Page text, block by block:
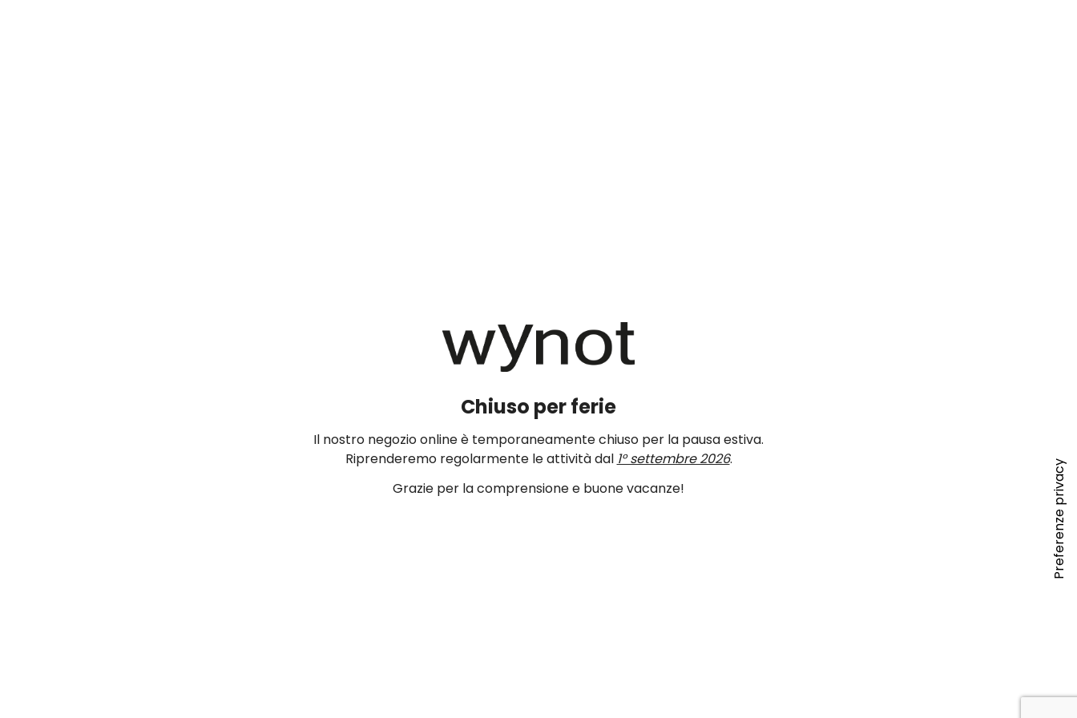
Chiuso per ferie
Il nostro negozio online è temporaneamente chiuso per la pausa estiva.
Riprenderemo regolarmente le attività dal 1° settembre 2026.
Grazie per la comprensione e buone vacanze!